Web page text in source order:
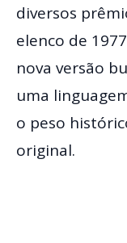
diversos
elenco de
nova versão
uma
o peso
original.